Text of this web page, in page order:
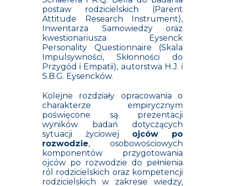
postaw rodzicielskich (Parent
Attitude Research Instrument),
Inwentarza Samowiedzy oraz
kwestionariusza Eysenck
Personality Questionnaire (Skala
Impulsywności, Skłonności do
Przygód i Empatii), autorstwa H.J. i
S.B.G. Eysencków.
Kolejne rozdziały opracowania o
charakterze empirycznym
poświęcone są prezentacji
wyników badań dotyczących
sytuacji życiowej ojców po
rozwodzie, osobowościowych
komponentów przygotowania
ojców po rozwodzie do pełnienia
ról rodzicielskich oraz kompetencji
rodzicielskich w zakresie wiedzy,